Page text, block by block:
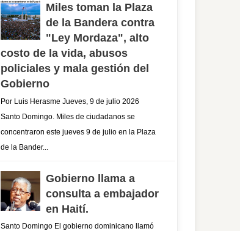
Miles toman la Plaza
de la Bandera contra
"Ley Mordaza", alto
costo de la vida, abusos
policiales y mala gestión del
Gobierno
Por Luis Herasme Jueves, 9 de julio 2026
Santo Domingo. Miles de ciudadanos se
concentraron este jueves 9 de julio en la Plaza
de la Bander...
Gobierno llama a
consulta a embajador
en Haití.
Santo Domingo El gobierno dominicano llamó